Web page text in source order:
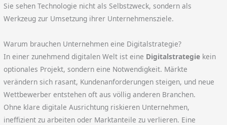
Sie sehen Technologie nicht als Selbstzweck, sondern als
Werkzeug zur Umsetzung ihrer Unternehmensziele.
Warum brauchen Unternehmen eine Digitalstrategie?
In einer zunehmend digitalen Welt ist eine Digitalstrategie kein
optionales Projekt, sondern eine Notwendigkeit. Märkte
verändern sich rasant, Kundenanforderungen steigen, und neue
Wettbewerber entstehen oft aus völlig anderen Branchen.
Ohne klare digitale Ausrichtung riskieren Unternehmen,
ineffizient zu arbeiten oder Marktanteile zu verlieren. Eine